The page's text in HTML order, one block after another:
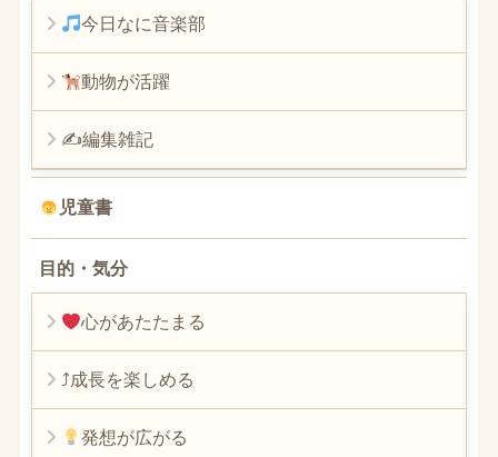
今日なに音楽部
動物が活躍
✍編集雑記
児童書
目的・気分
心があたたまる
⤴︎成長を楽しめる
発想が広がる